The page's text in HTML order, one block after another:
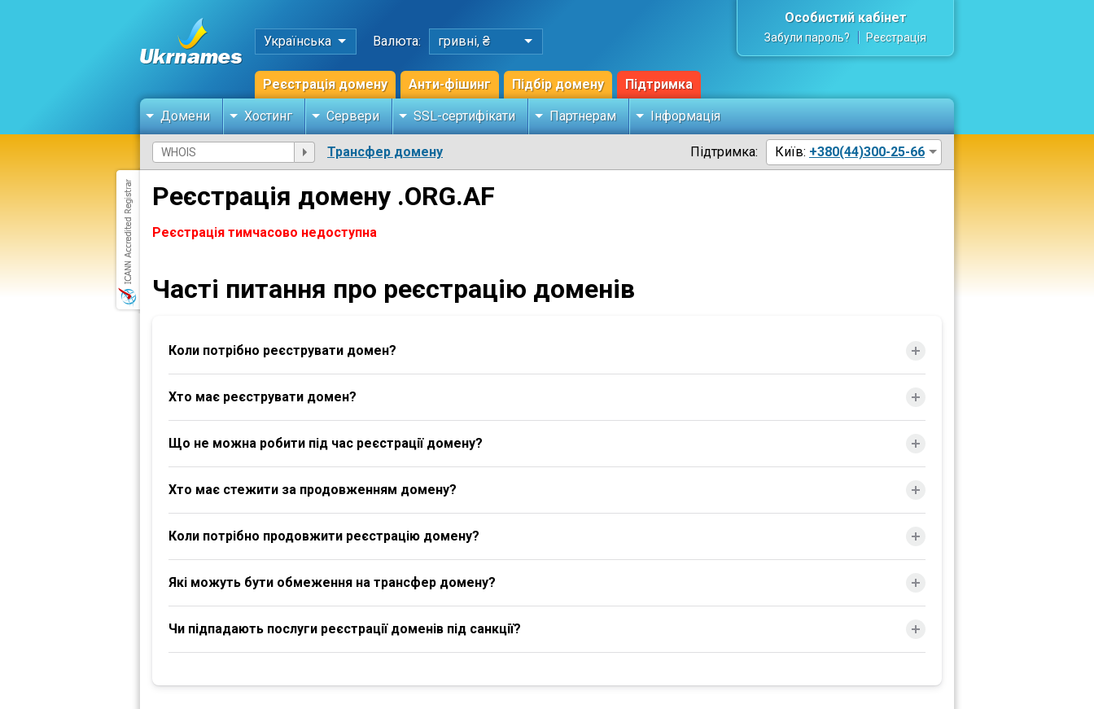
Українська Валюта: гривні, ₴
Реєстрація домену Анти-фішинг Підбір домену Підтримка
Особистий кабінет
Забули пароль? Реєстрація
Домени Хостинг Сервери SSL-сертифікати Партнерам Інформація
Трансфер домену Підтримка: Київ: +380(44)300-25-66
Реєстрація домену .ORG.AF
Реєстрація тимчасово недоступна
Часті питання про реєстрацію доменів
Коли потрібно реєструвати домен?
Хто має реєструвати домен?
Що не можна робити під час реєстрації домену?
Хто має стежити за продовженням домену?
Коли потрібно продовжити реєстрацію домену?
Які можуть бути обмеження на трансфер домену?
Чи підпадають послуги реєстрації доменів під санкції?